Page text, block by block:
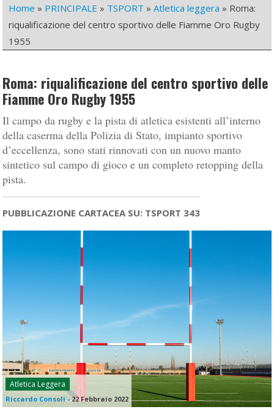
Home » PRINCIPALE » TSPORT »Atletica leggera » Roma:
riqualificazione del centro sportivo delle Fiamme Oro Rugby
1955
Roma: riqualificazione del centro sportivo delle
Fiamme Oro Rugby 1955
Il campo da rugby e la pista di atletica esistenti all’interno
della caserma della Polizia di Stato, impianto sportivo
d’eccellenza, sono stati rinnovati con un nuovo manto
sintetico sul campo di gioco e un completo retopping della
pista.
PUBBLICAZIONE CARTACEA SU: TSPORT 343
Atletica Leggera
Riccardo Consoli-22 Febbraio 2022